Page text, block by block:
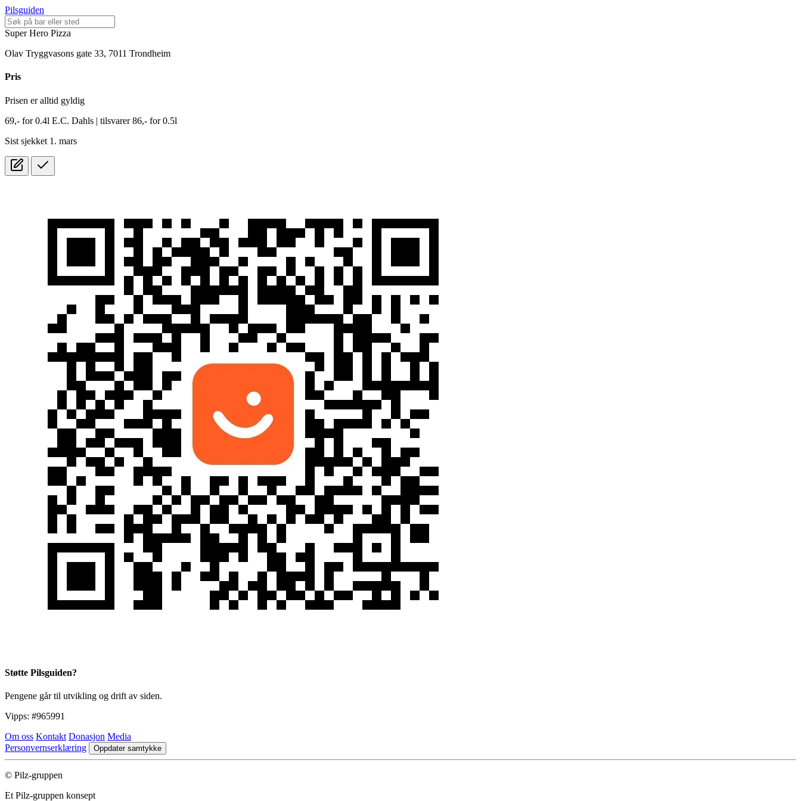
Pilsguiden
Super Hero Pizza
Olav Tryggvasons gate 33, 7011 Trondheim
Pris
Prisen er alltid gyldig
69,- for0.4l E.C. Dahls | tilsvarer 86,- for 0.5l
Sist sjekket 1. mars
Støtte Pilsguiden?
Pengene går til utvikling og drift av siden.
Vipps: #965991
Om oss Kontakt Donasjon Media
Personvernserklæring
Oppdater samtykke
© Pilz-gruppen
Et Pilz-gruppen konsept